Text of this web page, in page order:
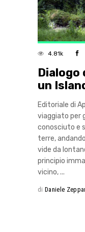
4.81k
Dialogo
un
Editoriale di
viaggiato per
conosciuto e
terre,
vide da
principio
vicino,
di Daniele